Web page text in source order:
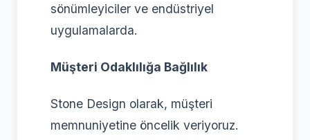
sönümleyiciler ve endüstriyel
uygulamalarda.
Müşteri Odaklılığa Bağlılık
Stone Design olarak, müşteri
memnuniyetine öncelik veriyoruz.